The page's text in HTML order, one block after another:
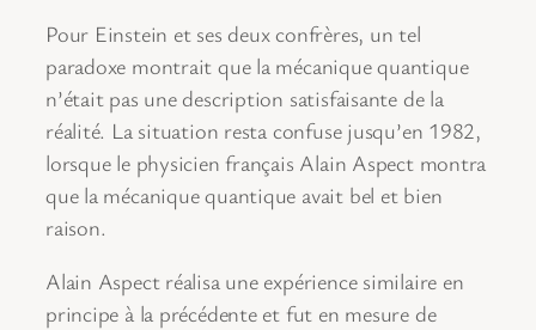
Pour Einstein et ses deux confrères, un tel
paradoxe montrait que la mécanique quantique
n’était pas une description satisfaisante de la
réalité. La situation resta confuse jusqu’en 1982,
lorsque le physicien français Alain Aspect montra
que la mécanique quantique avait bel et bien
raison.
Alain Aspect réalisa une expérience similaire en
principe à la précédente et fut en mesure de